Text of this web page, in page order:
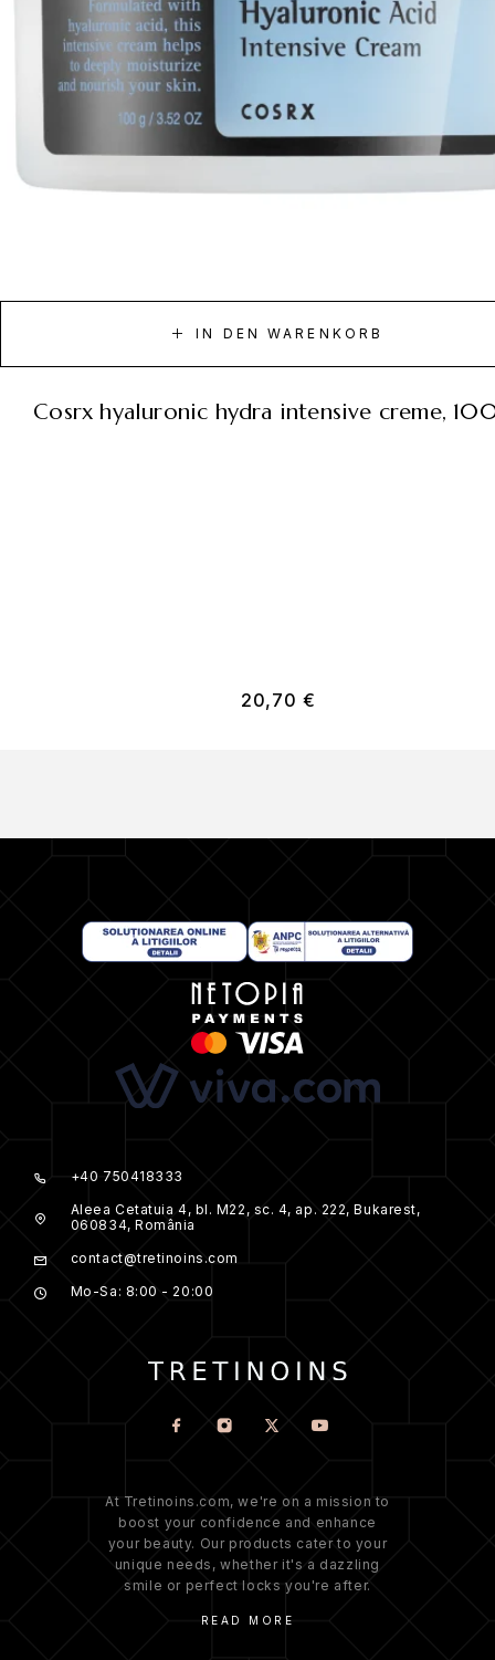
IN DEN WARENKORB
cosrx hyaluronic hydra intensive creme,
20,70 €
+40 750418333
Aleea Cetatuia 4, bl. M22, sc. 4, ap. 222, Bukarest,
060834, România
contact@tretinoins.com
Mo-Sa: 8:00 - 20:00
At Tretinoins.com, we're on a mission to
boost your confidence and enhance
your beauty. Our products cater to your
unique needs, whether it's a dazzling
smile or perfect locks you're after.
READ MORE